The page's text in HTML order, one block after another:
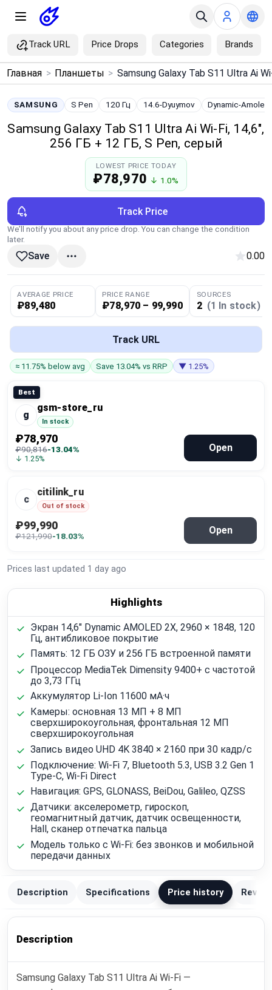
Track URL Price Drops Categories Brands
Menu ×
Categories
Plans & Pricing
Log in
Главная > Планшеты >
SAMSUNG S Pen 120 Гц 14.6-Dyuymov Dynamic-
Samsung Galaxy Tab S11 Ultra Ai Wi‑Fi, 14,6",
256 ГБ + 12 ГБ, S Pen, серый
LOWEST PRICE TODAY
₽78,970 ↓ 1.0%
Track Price
We’ll notify you about any price drop. You can change the condition
later.
Save 0.00
AVERAGE PRICE
₽89,480
PRICE RANGE
₽78,970 – 99,990
SOURCES
2 (1 In stock)
Track URL
≈ 11.75% below avg Save 13.04% vs RRP ▼ 1.25%
Best
g
gsm-store_ru
In stock
₽78,970
₽90,816-13.04%
↓ 1.25%
Open
c
citilink_ru
Out of stock
₽99,990
₽121,990-18.03% Open
Prices last updated 1 day ago
Highlights
Экран 14,6" Dynamic AMOLED 2X, 2960 × 1848, 120
Гц, антибликовое покрытие
Память: 12 ГБ ОЗУ и 256 ГБ встроенной памяти
Процессор MediaTek Dimensity 9400+ с частотой
до 3,73 ГГц
Аккумулятор Li‑Ion 11600 мА·ч
Камеры: основная 13 МП + 8 МП
сверхширокоугольная, фронтальная 12 МП
сверхширокоугольная
Запись видео UHD 4K 3840 × 2160 при 30 кадр/с
Подключение: Wi‑Fi 7, Bluetooth 5.3, USB 3.2 Gen 1
Type‑C, Wi‑Fi Direct
Навигация: GPS, GLONASS, BeiDou, Galileo, QZSS
Датчики: акселерометр, гироскоп,
геомагнитный датчик, датчик освещенности,
Hall, сканер отпечатка пальца
Модель только с Wi‑Fi: без звонков и мобильной
передачи данных
Description Specifications Price history
Description
Samsung Galaxy Tab S11 Ultra Ai Wi‑Fi —